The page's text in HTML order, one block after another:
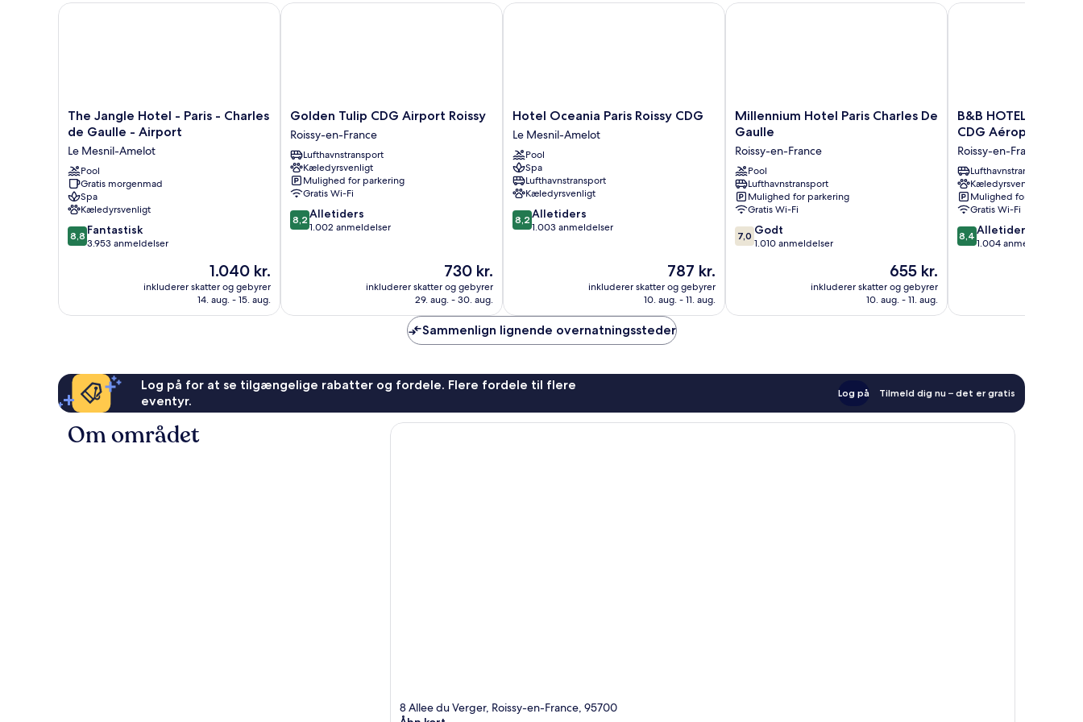
-
Spa)
The
Jangle
-
Paris
-
Charles
de
Gaulle
-
The Jangle Hotel - Paris - Charles
de Gaulle - Airport
Le Mesnil-Amelot
Pool
Gratis morgenmad
Spa
Kæledyrsvenligt
8.8
ud
anmeldelser
8,8 Fantastisk
3.953 anmeldelser
Prisen
er
1.040 kr.
1.040 kr.
inkluderer skatter og gebyrer
14. aug. - 15. aug.
The Jangle Hotel - Paris - Charles de Gaulle - Airport
Golden
Tulip
CDG
Airport
Roissy
Roissy-
en-
France
Golden Tulip CDG Airport Roissy
Roissy-en-France
Lufthavnstransport
Kæledyrsvenligt
Mulighed for parkering
Gratis Wi-Fi
8.2
ud
8,2 Alletiders
1.002 anmeldelser
Prisen
er
730 kr.
730 kr.
inkluderer skatter og gebyrer
29. aug. - 30. aug.
Golden Tulip CDG Airport Roissy
Hotel
Oceania
Paris
Roissy
CDG
Le
Mesnil-
Amelot
Hotel Oceania Paris Roissy CDG
Le Mesnil-Amelot
Pool
Spa
Lufthavnstransport
Kæledyrsvenligt
8.2
ud
8,2 Alletiders
1.003 anmeldelser
Prisen
er
787 kr.
787 kr.
inkluderer skatter og gebyrer
10. aug. - 11. aug.
Hotel Oceania Paris Roissy CDG
Millennium
Hotel
Charles
De
Gaulle
Roissy-
en-
France
Millennium Hotel Paris Charles De
Gaulle
Roissy-en-France
Pool
Lufthavnstransport
Mulighed for parkering
Gratis Wi-Fi
7.0
ud
anmeldelser
7,0 Godt
1.010 anmeldelser
Prisen
er
655 kr.
655 kr.
inkluderer skatter og gebyrer
10. aug. - 11. aug.
Millennium Hotel Paris Charles De Gaulle
B&B
HOTEL
Grand
Roissy
CDG
Aéroport
Roissy-
en-
France
B&B HOTEL Paris
CDG Aéroport
Roissy-en-France
Lufthavnstransport
Kæledyrsvenligt
Mulighed for parkering
Gratis Wi-Fi
8.4
ud
anmeldelser
8,4 Alletiders
1.004 anmeldelser
B&B HOTEL Paris
Sammenlign lignende overnatningssteder
Log på for at se tilgængelige rabatter og fordele. Flere fordele til flere
eventyr.
Log på Tilmeld dig nu – det er gratis
Om området
8 Allee du Verger, Roissy-en-France, 95700